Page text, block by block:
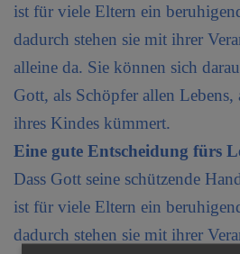
ist für viele Eltern ein
dadurch stehen sie mit ihrer
alleine da. Sie können sich
Gott, als Schöpfer allen Lebens,
ihres Kindes kümmert.
Eine gute Entscheidung fürs
Dass Gott seine schützende
ist für viele Eltern ein
dadurch stehen sie mit ihrer